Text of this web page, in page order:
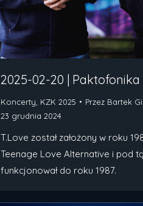
2025-02-20 | Paktofonika
Koncerty KZK 2025 Przez Bartek
23 grudnia 2024
T.Love został założony w roku
Teenage Love Alternative i pod
funkcjonował do roku 1987.